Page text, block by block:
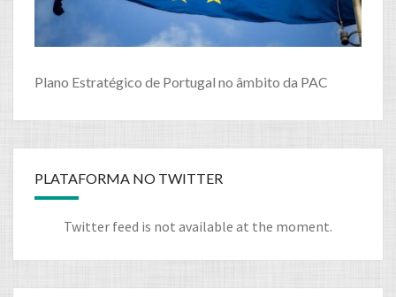
Plano Estratégico de Portugal no âmbito da PAC
PLATAFORMA NO TWITTER
Twitter feed is not available at the moment.